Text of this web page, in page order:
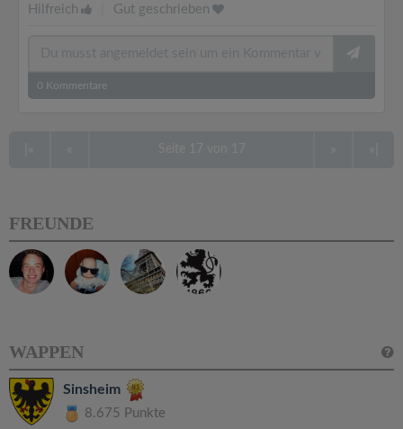
Hilfreich Gut geschrieben
0 Kommentare
FREUNDE
WAPPEN
Sinsheim
8.675 Punkte